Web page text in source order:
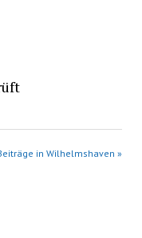
in Wilhelmshaven »